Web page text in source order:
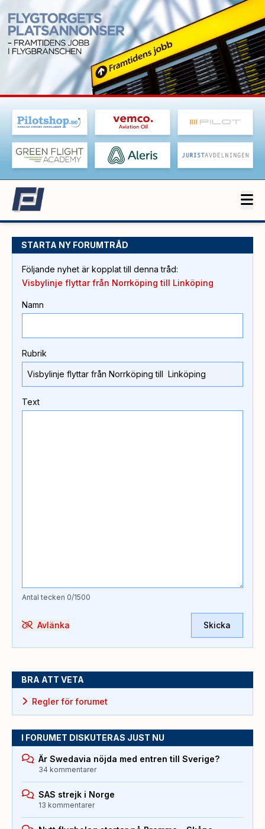
STARTA NY FORUMTRÅD
Följande nyhet är kopplat till denna tråd:
Visbylinje flyttar från Norrköping till Linköping
Namn
Rubrik
Text
Antal tecken 0/1500
Avlänka Skicka
BRA ATT VETA
Regler för forumet
I FORUMET DISKUTERAS JUST NU
Är Swedavia nöjda med entren till Sverige?
34 kommentarer
SAS strejk i Norge
13 kommentarer